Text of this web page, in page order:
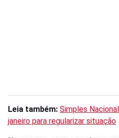
Leia também: Simples
janeiro para regularizar situação